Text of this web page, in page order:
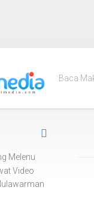
Baca
Melenu
Video